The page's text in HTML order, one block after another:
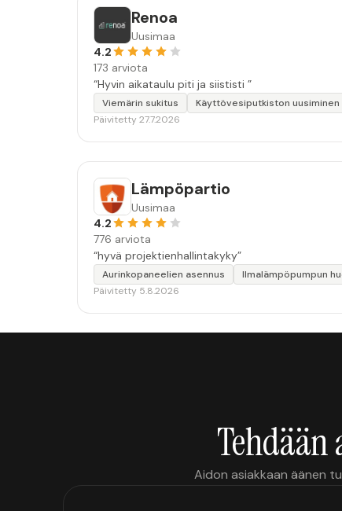
Renoa
Uusimaa
4.2
173 arviota
“Hyvin aikataulu piti ja siististi ”
Viemärin sukitus Käyttövesiputkiston uusiminen
Päivitetty 27.7.2026
Lämpöpartio
Uusimaa
4.2
776 arviota
“hyvä projektienhallintakyky”
Aurinkopaneelien asennus Ilmalämpöpumpun
Päivitetty 5.8.2026
Tehdään
Aidon asiakkaan äänen